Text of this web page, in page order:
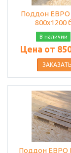
Поддон ЕВРО
800х1200
В наличии
Цена от
ЗАКАЗАТЬ
Поддон ЕВРО